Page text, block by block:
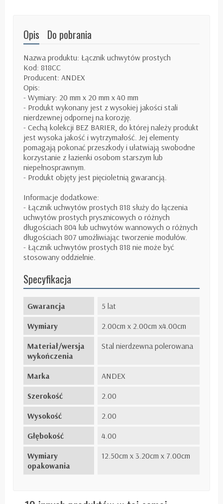
Opis Do pobrania
Nazwa produktu: Łącznik uchwytów prostych
Kod: 818CC
Producent: ANDEX
Opis:
- Wymiary: 20 mm x 20 mm x 40 mm
- Produkt wykonany jest z wysokiej jakości stali
nierdzewnej odpornej na korozję.
- Cechą kolekcji BEZ BARIER, do której należy produkt
jest wysoka jakość i wytrzymałość. Jej elementy
pomagają pokonać przeszkody i ułatwiają swobodne
korzystanie z łazienki osobom starszym lub
niepełnosprawnym.
- Produkt objęty jest pięcioletnią gwarancją.
Informacje dodatkowe:
- Łącznik uchwytów prostych 818 służy do łączenia
uchwytów prostych prysznicowych o różnych
długościach 804 lub uchwytów wannowych o różnych
długościach 807 umożliwiając tworzenie modułów.
- Łącznik uchwytów prostych 818 nie może być
stosowany oddzielnie.
Specyfikacja
Gwarancja
5 lat
Wymiary
2.00cm x 2.00cm x4.00cm
Materiał/wersja
wykończenia
Stal nierdzewna polerowana
Marka
ANDEX
Szerokość
2.00
Wysokość
2.00
Głębokość
4.00
Wymiary
opakowania
12.50cm x 3.20cm x 7.00cm